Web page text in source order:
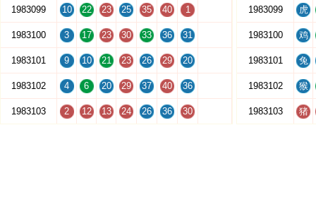
1983099 10 22 23 25 35 40 1
1983100 3 17 23 30 33 36 31
1983101 9 10 21 23 26 29 20
1983102 4 6 20 29 37 40 36
1983103 2 12 13 24 26 36 30
1983099 虎
1983100 鸡
1983101 兔
1983102 猴
1983103 猪